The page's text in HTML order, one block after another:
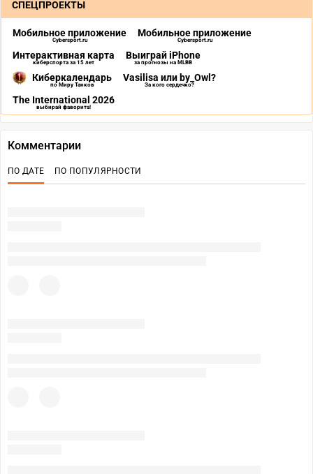
СПЕЦПРОЕКТЫ
Мобильное приложение
Cybersport.ru
Мобильное приложение
Cybersport.ru
Интерактивная карта
киберспорта за 15 лет
Выиграй iPhone
за прогнозы на MLBB
Киберкалендарь
по Миру Танков
Vasilisa или by_Owl?
За кого сердечко?
The International 2026
выбирай фаворита!
Комментарии
ПО ДАТЕ ПО ПОПУЛЯРНОСТИ